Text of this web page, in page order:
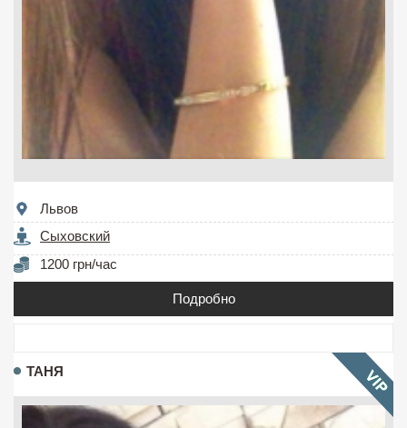
Львов
Сыховский
1200 грн/час
Подробно
ТАНЯ